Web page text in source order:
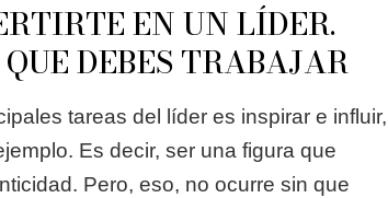
EN UN LÍDER.
DEBES TRABAJAR
tareas del líder es inspirar e influir,
Es decir, ser una figura que
Pero, eso, no ocurre sin que